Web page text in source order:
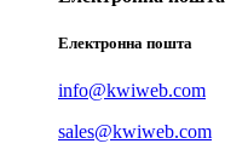
Електронна пошта
info@kwiweb.com
sales@kwiweb.com